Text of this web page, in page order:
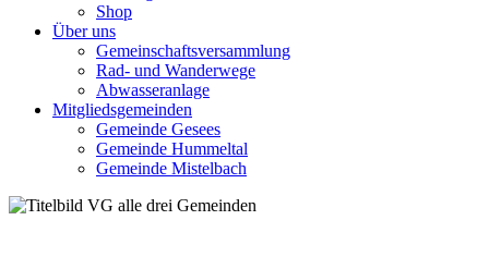
Shop
Über uns
Gemeinschaftsversammlung
Rad- und Wanderwege
Abwasseranlage
Mitgliedsgemeinden
Gemeinde Gesees
Gemeinde Hummeltal
Gemeinde Mistelbach